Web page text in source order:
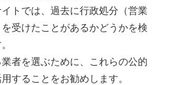
トでは、過去に行政処分（営業
受けたことがあるかどうかを検
者を選ぶために、これらの公的
することをお勧めします。